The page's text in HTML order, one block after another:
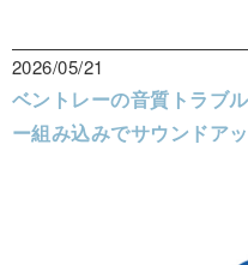
2026/05/21
ベントレーの音質トラブ
ー組み込みでサウンドア